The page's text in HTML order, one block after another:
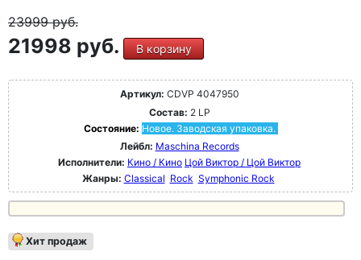
23999руб.
21998 руб. В корзину
Артикул: CDVP 4047950
Состав: 2 LP
Состояние: Новое. Заводская упаковка.
Лейбл: Maschina Records
Исполнители: Кино / Кино Цой Виктор / Цой Виктор
Жанры: Classical Rock Symphonic Rock
Хит продаж